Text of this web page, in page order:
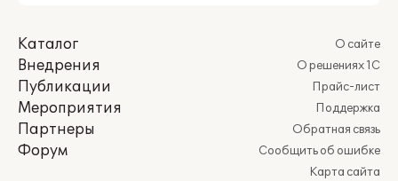
Каталог
Внедрения
Публикации
Мероприятия
Партнеры
Форум
О сайте
О решениях 1С
Прайс-лист
Поддержка
Обратная связь
Сообщить об ошибке
Карта сайта